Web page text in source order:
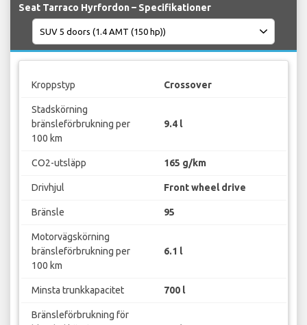
Seat Tarraco Hyrfordon – Specifikationer
Kroppstyp Crossover
Stadskörning
bränsleförbrukning per
100 km
9.4 l
CO2-utsläpp 165 g/km
Drivhjul Front wheel drive
Bränsle 95
Motorvägskörning
bränsleförbrukning per
100 km
6.1 l
Minsta trunkkapacitet 700 l
Bränsleförbrukning för